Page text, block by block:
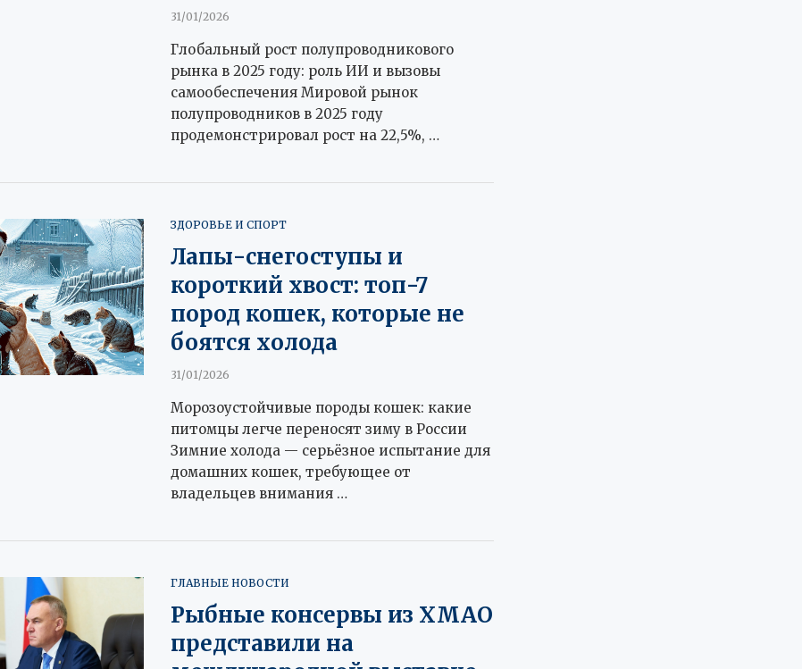
31/01/2026
Глобальный рост полупроводникового
рынка в 2025 году: роль ИИ и вызовы
самообеспечения Мировой рынок
полупроводников в 2025 году
продемонстрировал рост на 22,5%, …
ЗДОРОВЬЕ И СПОРТ
Лапы-снегоступы и
короткий хвост: топ-7
пород кошек, которые не
боятся холода
31/01/2026
Морозоустойчивые породы кошек: какие
питомцы легче переносят зиму в России
Зимние холода — серьёзное испытание для
домашних кошек, требующее от
владельцев внимания …
ГЛАВНЫЕ НОВОСТИ
Рыбные консервы из ХМАО
представили на